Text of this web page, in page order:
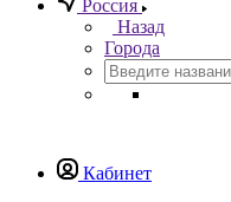
Россия
Назад
Города
Кабинет